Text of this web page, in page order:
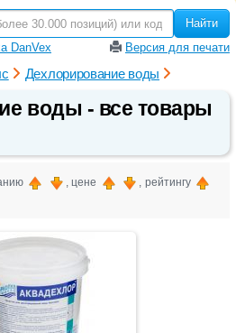
Найти
DanVex Версия для печати
Дехлорирование воды
воды - все товары
, цене , рейтингу